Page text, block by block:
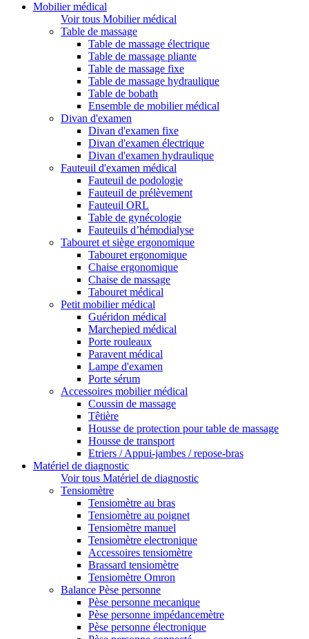
Mobilier médical
Voir tous Mobilier médical
Table de massage
Table de massage électrique
Table de massage pliante
Table de massage fixe
Table de massage hydraulique
Table de bobath
Ensemble de mobilier médical
Divan d'examen
Divan d'examen fixe
Divan d'examen électrique
Divan d'examen hydraulique
Fauteuil d'examen médical
Fauteuil de podologie
Fauteuil de prélèvement
Fauteuil ORL
Table de gynécologie
Fauteuils d’hémodialyse
Tabouret et siège ergonomique
Tabouret ergonomique
Chaise ergonomique
Chaise de massage
Tabouret médical
Petit mobilier médical
Guéridon médical
Marchepied médical
Porte rouleaux
Paravent médical
Lampe d'examen
Porte sérum
Accessoires mobilier médical
Coussin de massage
Têtière
Housse de protection pour table de massage
Housse de transport
Etriers / Appui-jambes / repose-bras
Matériel de diagnostic
Voir tous Matériel de diagnostic
Tensiomètre
Tensiomètre au bras
Tensiomètre au poignet
Tensiomètre manuel
Tensiomètre electronique
Accessoires tensiomètre
Brassard tensiomètre
Tensiomètre Omron
Balance Pèse personne
Pèse personne mecanique
Pèse personne impédancemètre
Pèse personne électronique